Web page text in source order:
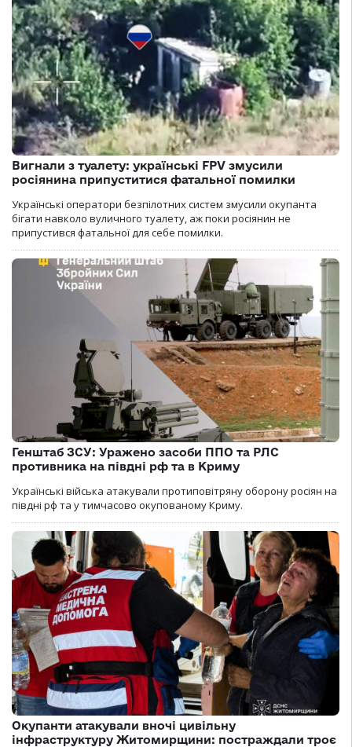
Вигнали з туалету: українські FPV змусили
росіянина припуститися фатальної помилки
Українські оператори безпілотних систем змусили окупанта
бігати навколо вуличного туалету, аж поки росіянин не
припустився фатальної для себе помилки.
Генштаб ЗСУ: Уражено засоби ППО та РЛС
противника на півдні рф та в Криму
Українські війська атакували протиповітряну оборону росіян на
півдні рф та у тимчасово окупованому Криму.
Окупанти атакували вночі цивільну
інфраструктуру Житомирщини: постраждали троє